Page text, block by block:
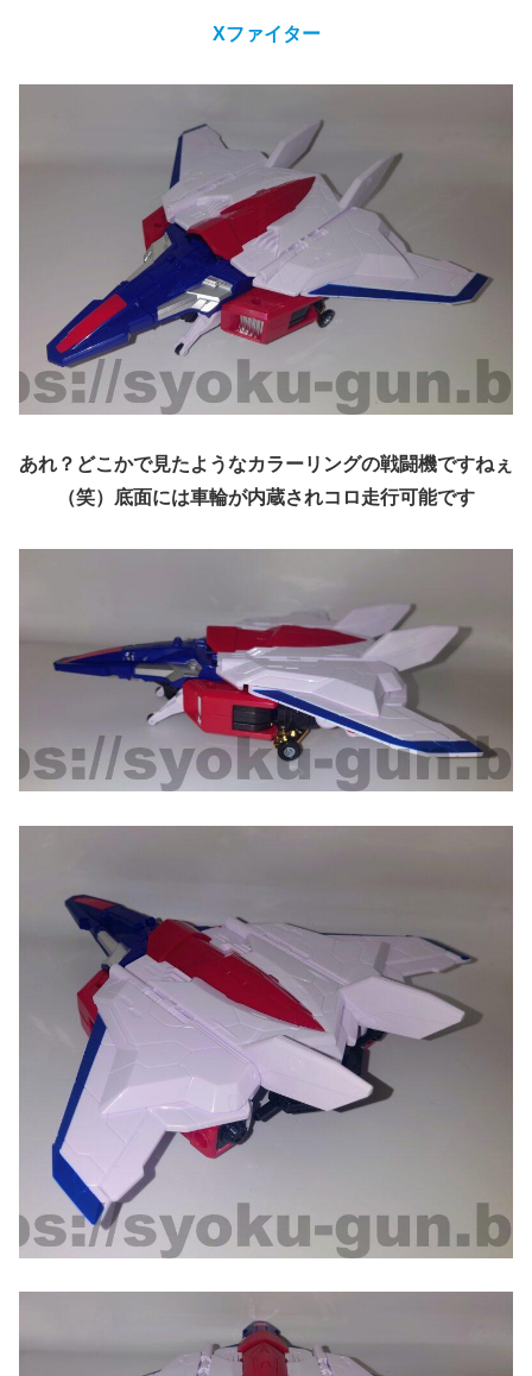
Xファイター
あれ？どこかで見たようなカラーリングの戦闘機ですねぇ
（笑）底面には車輪が内蔵されコロ走行可能です